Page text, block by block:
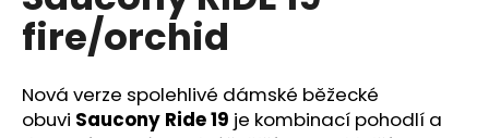
0,0
hvězdiček.
fire/orchid
Nová verze spolehlivé dámské běžecké
obuvi Saucony Ride 19 je kombinací pohodlí a
a
j
í
t